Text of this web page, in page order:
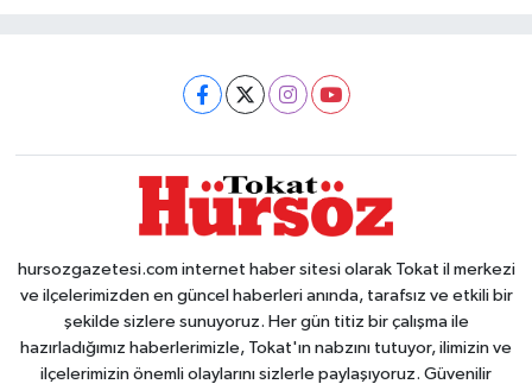
hursozgazetesi.com internet haber sitesi olarak Tokat il merkezi
ve ilçelerimizden en güncel haberleri anında, tarafsız ve etkili bir
şekilde sizlere sunuyoruz. Her gün titiz bir çalışma ile
hazırladığımız haberlerimizle, Tokat'ın nabzını tutuyor, ilimizin ve
ilçelerimizin önemli olaylarını sizlerle paylaşıyoruz. Güvenilir